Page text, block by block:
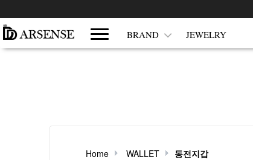
쇼핑몰 카테고리 BRAND JEWELRY
Home WALLET 동전지갑